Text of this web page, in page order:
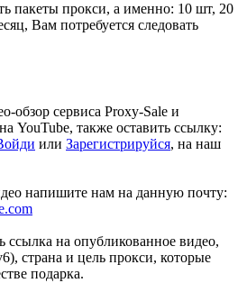
пакеты прокси, а именно: 10 шт, 20
Вам потребуется следовать
обзор сервиса Proxy-Sale и
YouTube, также оставить ссылку:
или Зарегистрируйся, на наш
напишите нам на данную почту:
на опубликованное видео,
страна и цель прокси, которые
подарка.